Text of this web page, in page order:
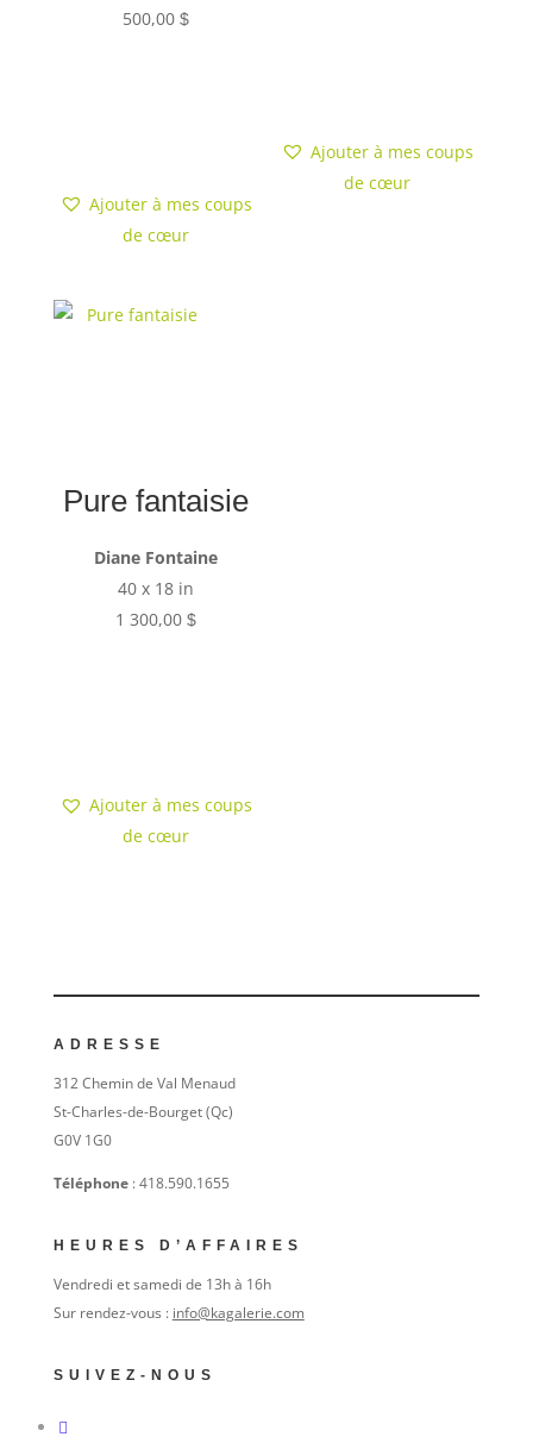
500,00 $
Ajouter à mes coups
de cœur
Ajouter à mes coups
de cœur
Pure fantaisie
Diane Fontaine
40 x 18 in
1 300,00 $
Ajouter à mes coups
de cœur
ADRESSE
312 Chemin de Val Menaud
St-Charles-de-Bourget (Qc)
G0V 1G0
Téléphone : 418.590.1655
HEURES D’AFFAIRES
Vendredi et samedi de 13h à 16h
Sur rendez-vous : info@kagalerie.com
SUIVEZ-NOUS